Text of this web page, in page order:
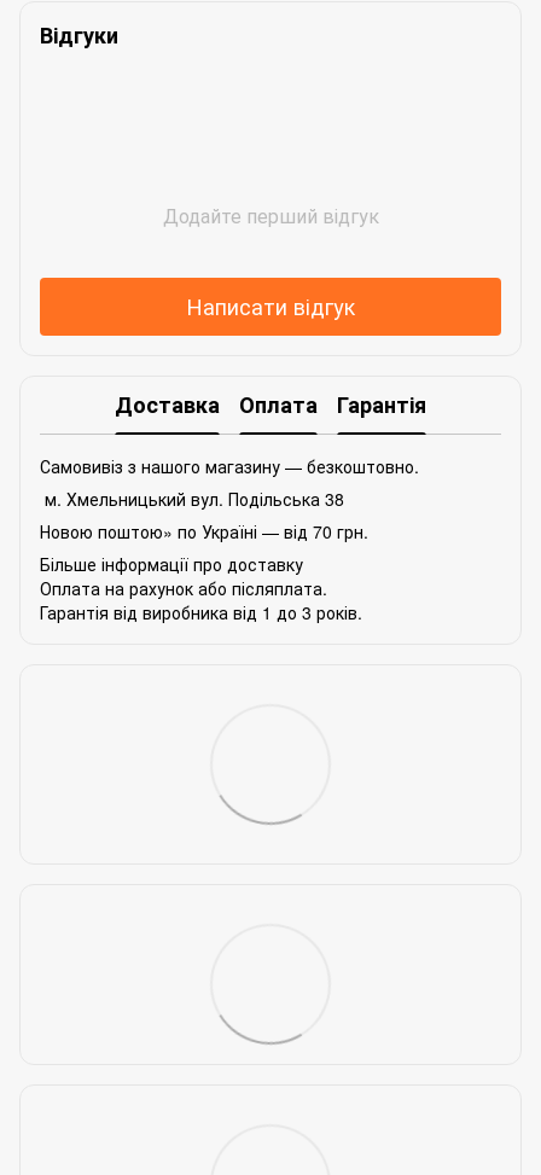
Відгуки
Додайте перший відгук
Написати відгук
Доставка Оплата Гарантія
Самовивіз з нашого магазину — безкоштовно.
м. Хмельницький вул. Подільська 38
Новою поштою» по Україні — від 70 грн.
Більше інформації про доставку
Оплата на рахунок або післяплата.
Гарантія від виробника від 1 до 3 років.